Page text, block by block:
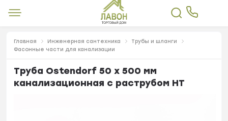
Главная Инженерная сантехника
Трубы и шланги
Фасонные части для канализации
Труба Ostendorf 50 х 500 мм
канализационная с раструбом HT